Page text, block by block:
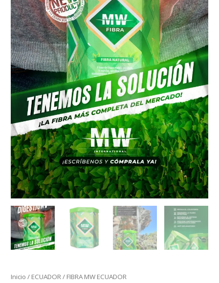
Inicio / ECUADOR / FIBRA MW ECUADOR